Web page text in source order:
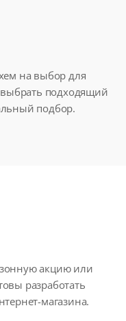
на выбор для
выбрать подходящий
подбор.
акцию или
разработать
магазина.